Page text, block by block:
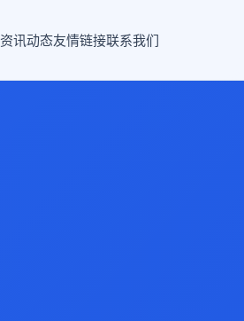
资讯动态友情链接联系我们